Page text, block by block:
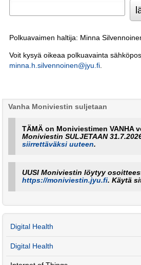
Polkuavaimen haltija: Minna
Voit kysyä oikeaa polkuavainta
minna.h.silvennoinen@jyu.fi.
Vanha Moniviestin suljetaan
TÄMÄ on Moniviestimen VANHA
Moniviestin SULJETAAN
siirrettäväksi uuteen.
UUSI Moniviestin löytyy
https://moniviestin.jyu.fi. Käytä
Digital Health
Digital Health